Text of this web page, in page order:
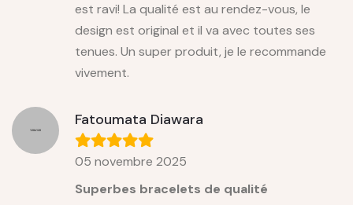
est ravi! La qualité est au rendez-vous, le
design est original et il va avec toutes ses
tenues. Un super produit, je le recommande
vivement.
Fatoumata Diawara
05 novembre 2025
Superbes bracelets de qualité